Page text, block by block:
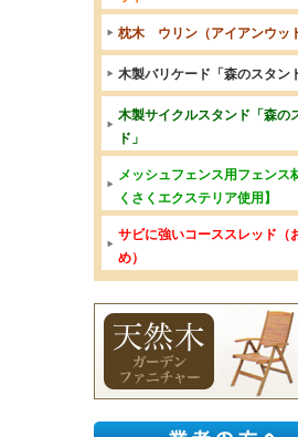
枕木 ウリン（アイアンウッ
木製バリケード「森のスタン
木製サイクルスタンド「森の
ド」
メッシュフェンス用フェンス
くさくエクステリア使用】
サビに強いコーススレッド（
め）